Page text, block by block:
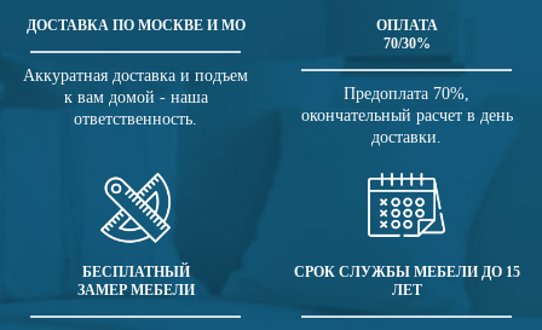
ДОСТАВКА ПО МОСКВЕ И МО
Аккуратная доставка и подъем
к вам домой - наша
ответственность.
ОПЛАТА
70/30%
Предоплата 70%,
окончательный расчет в день
доставки.
БЕСПЛАТНЫЙ
ЗАМЕР МЕБЕЛИ
СРОК СЛУЖБЫ МЕБЕЛИ ДО 15
ЛЕТ